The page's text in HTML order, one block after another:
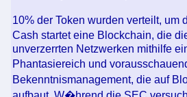
10% der Token wurden verteilt, um
Cash startet eine Blockchain, die
unverzerrten Netzwerken mithilfe
Phantasiereich und
Bekenntnismanagement, die auf